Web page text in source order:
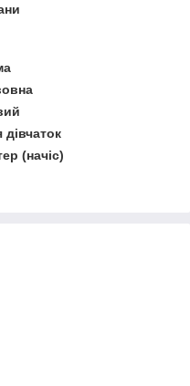
дівчаток
(начіс)